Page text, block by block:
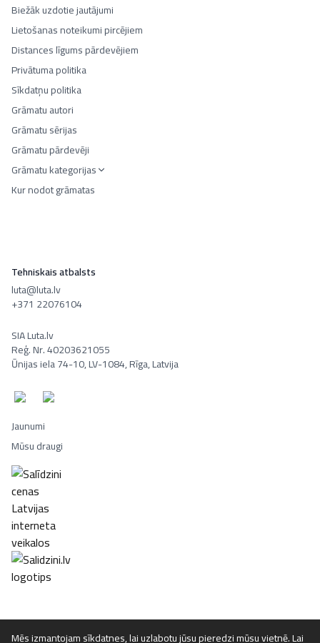
Mēs izmantojam sīkdatnes, lai uzlabotu jūsu pieredzi mūsu vietnē. Lai
Biežāk uzdotie jautājumi
Lietošanas noteikumi pircējiem
Distances līgums pārdevējiem
Privātuma politika
Sīkdatņu politika
Grāmatu autori
Grāmatu sērijas
Grāmatu pārdevēji
Grāmatu kategorijas
Kur nodot grāmatas
Tehniskais atbalsts
luta@luta.lv
+371 22076104
SIA Luta.lv
Reģ. Nr. 40203621055
Ūnijas iela 74-10, LV-1084, Rīga, Latvija
Jaunumi
Mūsu draugi